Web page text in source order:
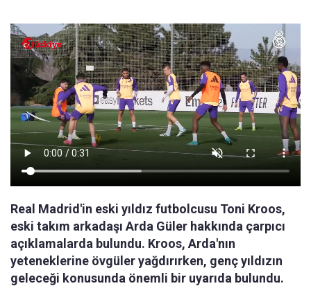
Real Madrid'in eski yıldız futbolcusu Toni Kroos,
eski takım arkadaşı Arda Güler hakkında çarpıcı
açıklamalarda bulundu. Kroos, Arda'nın
yeteneklerine övgüler yağdırırken, genç yıldızın
geleceği konusunda önemli bir uyarıda bulundu.